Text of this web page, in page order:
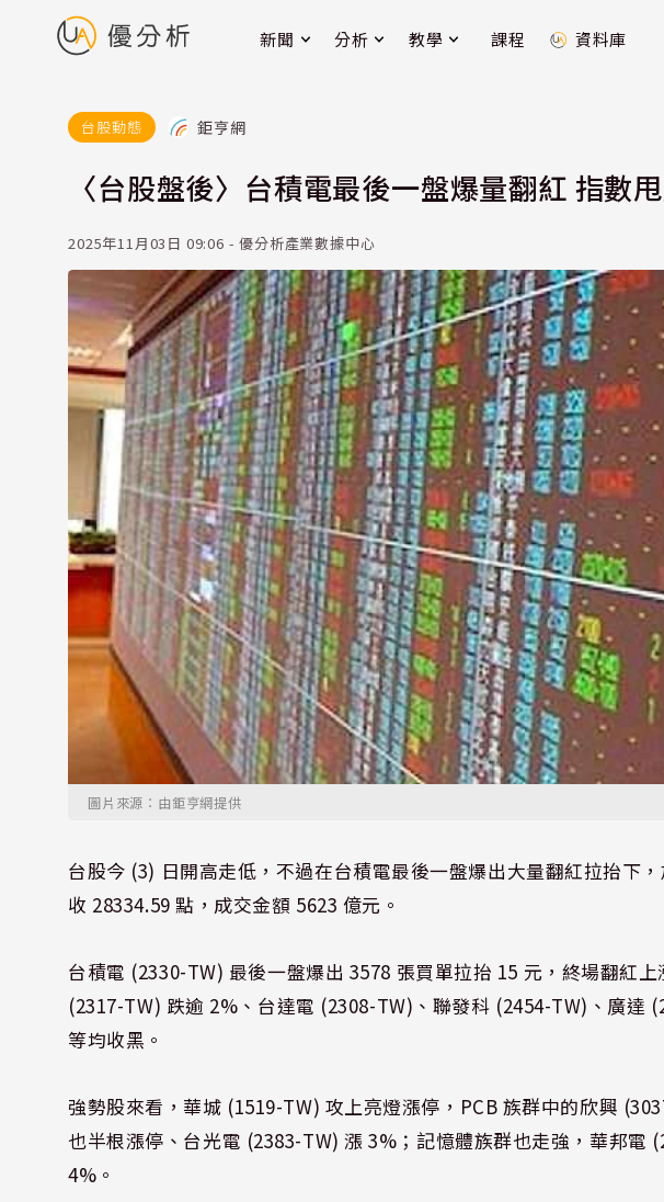
新聞 分析 教學 課程 資料庫
台股動態 鉅亨網
〈台股盤後〉台積電最後一盤爆量翻紅 指數
2025年11月03日 09:06 - 優分析產業數據中心
圖片來源：由鉅亨網提供
台股今 (3) 日開高走低，不過在台積電最後一盤爆出大量翻紅拉抬下
收 28334.59 點，成交金額 5623 億元。
台積電 (2330-TW) 最後一盤爆出 3578 張買單拉抬 15 元，終場翻紅
(2317-TW) 跌逾 2%、台達電 (2308-TW)、聯發科 (2454-TW)、廣達
等均收黑。
強勢股來看，華城 (1519-TW) 攻上亮燈漲停，PCB 族群中的欣興
也半根漲停、台光電 (2383-TW) 漲 3%；記憶體族群也走強，華邦電
4%。